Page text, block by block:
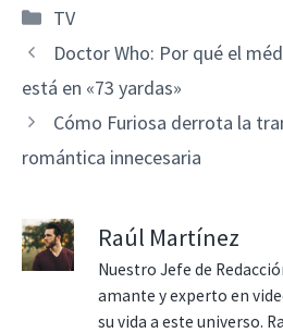
Categorías
TV
Doctor Who: Por qué el
está en «73 yardas»
Cómo Furiosa derrota la
romántica innecesaria
Raúl Martínez
Nuestro Jefe de
amante y experto en
su vida a este universo.